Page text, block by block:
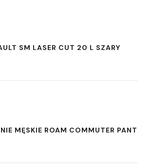
SM LASER CUT 20 L SZARY
MĘSKIE ROAM COMMUTER PANT